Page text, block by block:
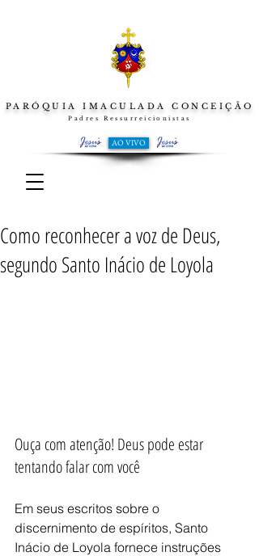
AO VIVO
PARÓQUIA IMACULADA CONCEIÇÃO
Padres Ressurreicionistas
Como reconhecer a voz de Deus,
segundo Santo Inácio de Loyola
Ouça com atenção! Deus pode estar
tentando falar com você
Em seus escritos sobre o
discernimento de espíritos, Santo
Inácio de Loyola fornece instruções